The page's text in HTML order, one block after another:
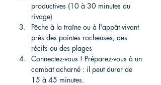
productives (10 à 30 minutes du
rivage)
Pêche à la traîne ou à l'appât vivant
près des pointes rocheuses, des
récifs ou des plages
Connectez-vous ! Préparez-vous à un
combat acharné : il peut durer de
15 à 45 minutes.